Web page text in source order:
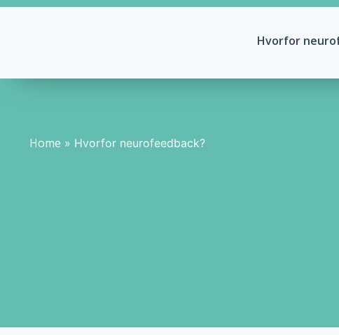
Hvorfor
Home » Hvorfor neurofeedback?